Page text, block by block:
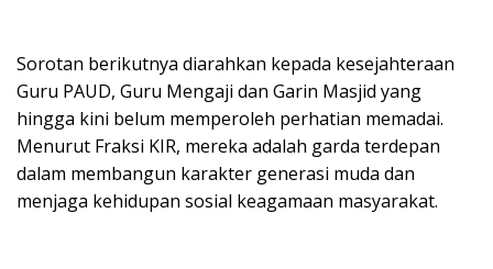
Sorotan berikutnya diarahkan kepada kesejahteraan
Guru PAUD, Guru Mengaji dan Garin Masjid yang
hingga kini belum memperoleh perhatian memadai.
Menurut Fraksi KIR, mereka adalah garda terdepan
dalam membangun karakter generasi muda dan
menjaga kehidupan sosial keagamaan masyarakat.